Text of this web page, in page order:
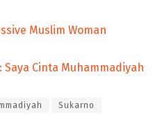
Muslim Woman
Cinta Muhammadiyah
Sukarno